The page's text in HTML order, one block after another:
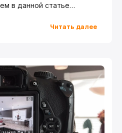
в данной статье…
Читать далее